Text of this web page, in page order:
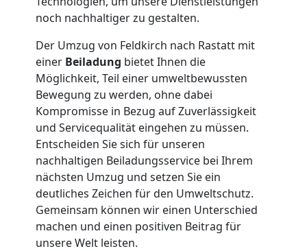
noch nachhaltiger zu gestalten.
Der Umzug von Feldkirch nach Rastatt mit
einer Beiladung bietet Ihnen die
Möglichkeit, Teil einer umweltbewussten
Bewegung zu werden, ohne dabei
Kompromisse in Bezug auf Zuverlässigkeit
und Servicequalität eingehen zu müssen.
Entscheiden Sie sich für unseren
nachhaltigen Beiladungsservice bei Ihrem
nächsten Umzug und setzen Sie ein
deutliches Zeichen für den Umweltschutz.
Gemeinsam können wir einen Unterschied
machen und einen positiven Beitrag für
unsere Welt leisten.
für
Senioren
Feldkirch
Fernumzug
Feldkirch